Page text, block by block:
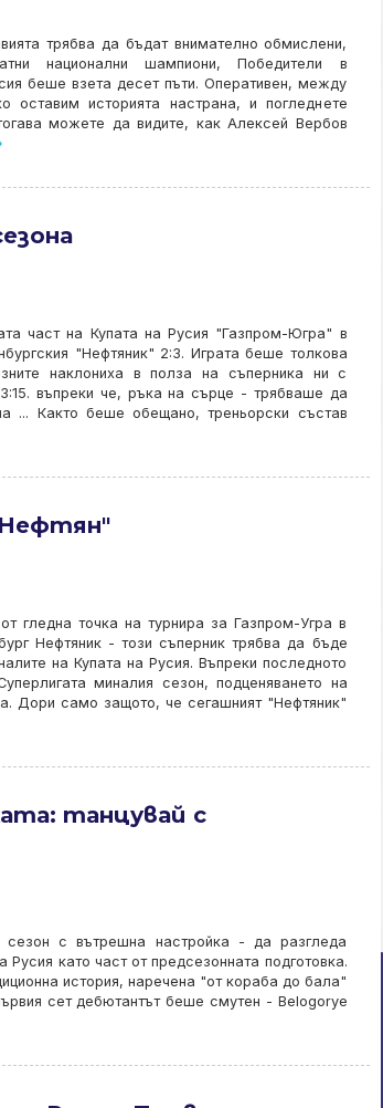
трябва да бъдат внимателно обмислени,
национални шампиони, Победители в
беше взета десет пъти. Оперативен, между
оставим историята настрана, и погледнете
можете да видите, как Алексей Вербов
част на Купата на Русия "Газпром-Югра" в
"Нефтяник" 2:3. Играта беше толкова
наклониха в полза на съперника ни с
въпреки че, ръка на сърце - трябваше да
... Както беше обещано, треньорски състав
гледна точка на турнира за Газпром-Угра в
Нефтяник - този съперник трябва да бъде
на Купата на Русия. Въпреки последното
миналия сезон, подценяването на
Дори само защото, че сегашният "Нефтяник"
танцувай с
сезон с вътрешна настройка - да разгледа
Русия като част от предсезонната подготовка.
история, наречена "от кораба до бала"
сет дебютантът беше смутен - Belogorye